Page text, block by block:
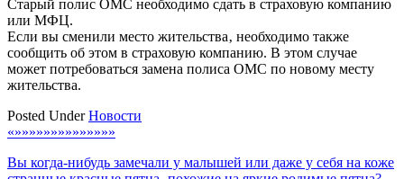
Старый полис ОМС необходимо сдать в страховую компанию
или МФЦ.
Если вы сменили место жительства‚ необходимо также
сообщить об этом в страховую компанию. В этом случае
может потребоваться замена полиса ОМС по новому месту
жительства.
Posted UnderНовости
Навигация
по
«»»»»»»»»»»»»»»
Вы когда-нибудь замечали у малышей или даже у себя на коже